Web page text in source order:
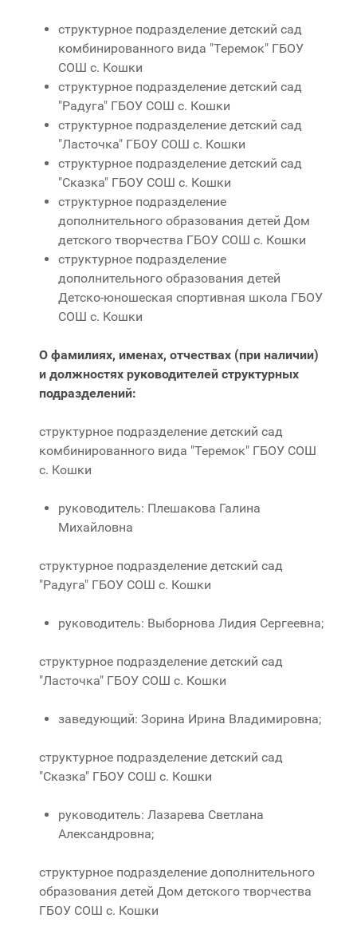
структурное подразделение детский сад
комбинированного вида "Теремок" ГБОУ
СОШ с. Кошки
структурное подразделение детский сад
"Радуга" ГБОУ СОШ с. Кошки
структурное подразделение детский сад
"Ласточка" ГБОУ СОШ с. Кошки
структурное подразделение детский сад
"Сказка" ГБОУ СОШ с. Кошки
структурное подразделение
дополнительного образования детей Дом
детского творчества ГБОУ СОШ с. Кошки
структурное подразделение
дополнительного образования детей
Детско-юношеская спортивная школа ГБОУ
СОШ с. Кошки
О фамилиях, именах, отчествах (при наличии)
и должностях руководителей структурных
подразделений:
структурное подразделение детский сад
комбинированного вида "Теремок" ГБОУ СОШ
с. Кошки
руководитель: Плешакова Галина
Михайловна
структурное подразделение детский сад
"Радуга" ГБОУ СОШ с. Кошки
руководитель: Выборнова Лидия Сергеевна;
структурное подразделение детский сад
"Ласточка" ГБОУ СОШ с. Кошки
заведующий: Зорина Ирина Владимировна;
структурное подразделение детский сад
"Сказка" ГБОУ СОШ с. Кошки
руководитель: Лазарева Светлана
Александровна;
структурное подразделение дополнительного
образования детей Дом детского творчества
ГБОУ СОШ с. Кошки